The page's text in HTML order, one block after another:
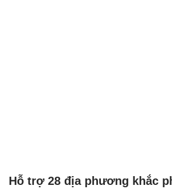
Hỗ trợ 28 địa phương khắc